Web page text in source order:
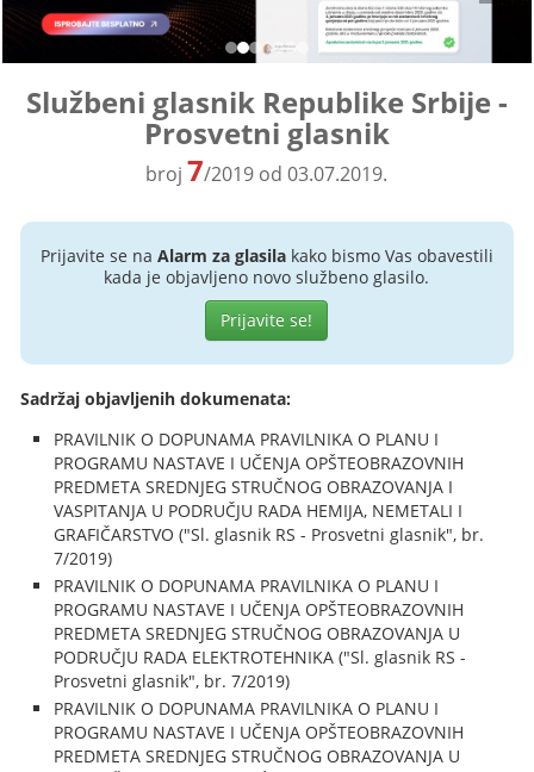
Službeni glasnik Republike Srbije -
Prosvetni glasnik
broj 7/2019 od 03.07.2019.
Prijavite se na Alarm za glasilakako bismo Vas obavestili
kada je objavljeno novo službeno glasilo.
Prijavite se!
Sadržaj objavljenih dokumenata:
PRAVILNIK O DOPUNAMA PRAVILNIKA O PLANU I
PROGRAMU NASTAVE I UČENJA OPŠTEOBRAZOVNIH
PREDMETA SREDNJEG STRUČNOG OBRAZOVANJA I
VASPITANJA U PODRUČJU RADA HEMIJA, NEMETALI I
GRAFIČARSTVO ("Sl. glasnik RS - Prosvetni glasnik", br.
7/2019)
PRAVILNIK O DOPUNAMA PRAVILNIKA O PLANU I
PROGRAMU NASTAVE I UČENJA OPŠTEOBRAZOVNIH
PREDMETA SREDNJEG STRUČNOG OBRAZOVANJA U
PODRUČJU RADA ELEKTROTEHNIKA ("Sl. glasnik RS -
Prosvetni glasnik", br. 7/2019)
PRAVILNIK O DOPUNAMA PRAVILNIKA O PLANU I
PROGRAMU NASTAVE I UČENJA OPŠTEOBRAZOVNIH
PREDMETA SREDNJEG STRUČNOG OBRAZOVANJA U